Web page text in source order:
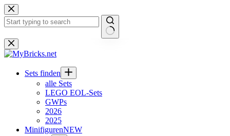
Zum
Inhalt
springen
Keine
Ergebnisse
Sets finden
alle Sets
LEGO EOL-Sets
GWPs
2026
2025
MinifigurenNEW